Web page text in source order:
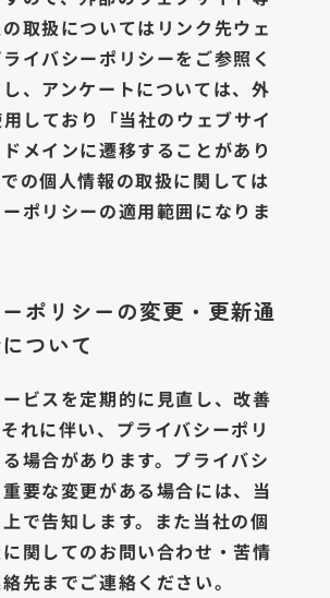
取扱についてはリンク先ウェ
イバシーポリシーをご参照く
、アンケートについては、外
しており「当社のウェブサイ
メインに遷移することがあり
の個人情報の取扱に関しては
ポリシーの適用範囲になりま
ポリシーの変更・更新通
ついて
ビスを定期的に見直し、改善
れに伴い、プライバシーポリ
場合があります。プライバシ
要な変更がある場合には、当
で告知します。また当社の個
関してのお問い合わせ・苦情
先までご連絡ください。